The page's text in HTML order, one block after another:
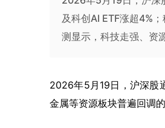
及科创AI ETF涨超4%
测显示，科技走强、资
2026年5月19日，沪深股
金属等资源板块普遍回调的